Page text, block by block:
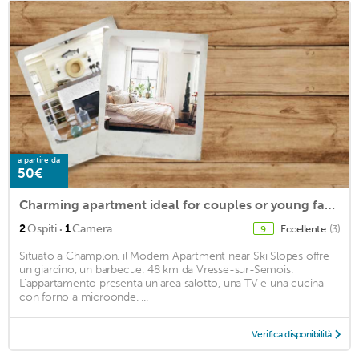
a partire da
50€
Charming apartment ideal for couples or young families
2Ospiti · 1Camera 9 Eccellente (3)
Situato a Champlon, il Modern Apartment near Ski Slopes offre
un giardino, un barbecue. 48 km da Vresse-sur-Semois.
L'appartamento presenta un'area salotto, una TV e una cucina
con forno a microonde. ...
Verifica disponibilità